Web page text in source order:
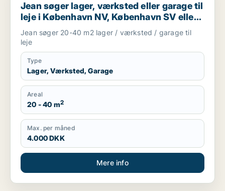
Jean søger lager, værksted eller garage til
leje i København NV, København SV eller
Valby m.fl.
Jean søger 20-40 m2 lager / værksted / garage til
leje
Type
Lager, Værksted, Garage
Areal
20 - 40 m2
Max. per måned
4.000 DKK
Mere info